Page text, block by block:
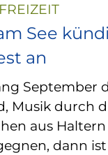
See
an
September
Musik durch
aus
dann